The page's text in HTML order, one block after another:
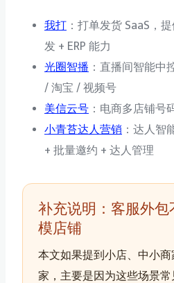
我打 ：打单发货 SaaS，
发 + ERP 能力
光圈智播 ：直播间智能中
/ 淘宝 / 视频号
美信云号 ：电商多店铺号
小青苔达人营销 ：达人智
+ 批量邀约 + 达人管理
补充说明：客服外
模店铺
本文如果提到小店、中小
家，主要是因为这些场景